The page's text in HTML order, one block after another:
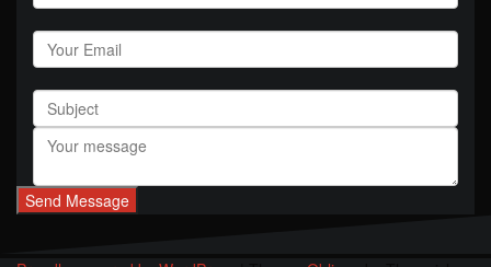
Send Message